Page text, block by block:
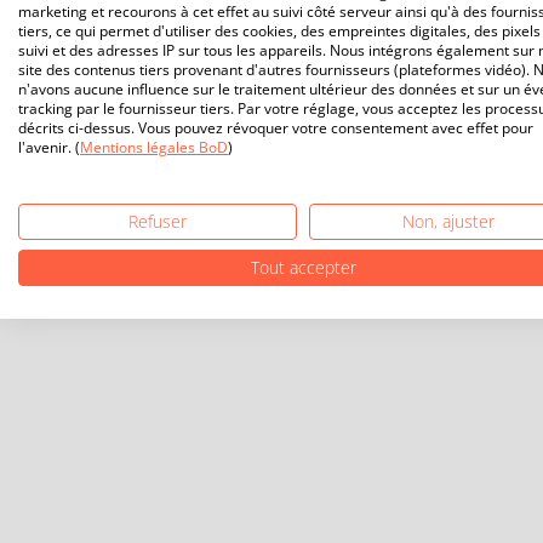
marketing et recourons à cet effet au suivi côté serveur ainsi qu'à des
tiers, ce qui permet d'utiliser des cookies, des empreintes digitales, des
suivi et des adresses IP sur tous les appareils. Nous intégrons également sur
site des contenus tiers provenant d'autres fournisseurs (plateformes vidéo).
n'avons aucune influence sur le traitement ultérieur des données et sur un
tracking par le fournisseur tiers. Par votre réglage, vous acceptez les
décrits ci-dessus. Vous pouvez révoquer votre consentement avec effet pour
l'avenir. (Mentions légales BoD)
Refuser
Non, ajuster
Tout accepter